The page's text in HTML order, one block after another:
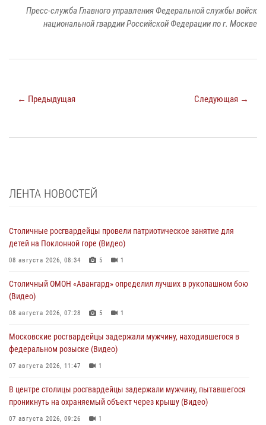
Пресс-служба Главного управления Федеральной службы войск
национальной гвардии Российской Федерации по г. Москве
← Предыдущая Следующая →
ЛЕНТА НОВОСТЕЙ
Столичные росгвардейцы провели патриотическое занятие для
детей на Поклонной горе (Видео)
08 августа 2026, 08:34 5 1
Столичный ОМОН «Авангард» определил лучших в рукопашном бою
(Видео)
08 августа 2026, 07:28 5 1
Московские росгвардейцы задержали мужчину, находившегося в
федеральном розыске (Видео)
07 августа 2026, 11:47 1
В центре столицы росгвардейцы задержали мужчину, пытавшегося
проникнуть на охраняемый объект через крышу (Видео)
07 августа 2026, 09:26 1